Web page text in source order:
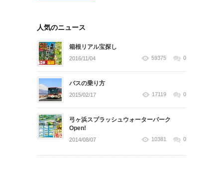
人気のニュース
箱根リアル宝探し
2016/11/04 59375 0
バスの乗り方
2015/02/17 17119 0
弓ヶ浜スプラッシュウォーターパーク
Open!
2014/08/07 10381 0